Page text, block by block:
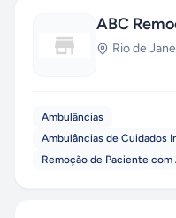
ABC
Rio de
Ambulâncias
Ambulâncias de Cuidados
Remoção de Paciente com